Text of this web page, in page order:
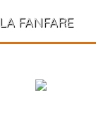
LA FANFARE